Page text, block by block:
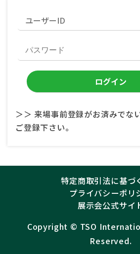
＞＞ 来場事前登録がお済みでな
ご登録下さい。
特定商取引法に基づ
プライバシーポリ
展示会公式サイ
Copyright ©︎ TSO
Reserved.